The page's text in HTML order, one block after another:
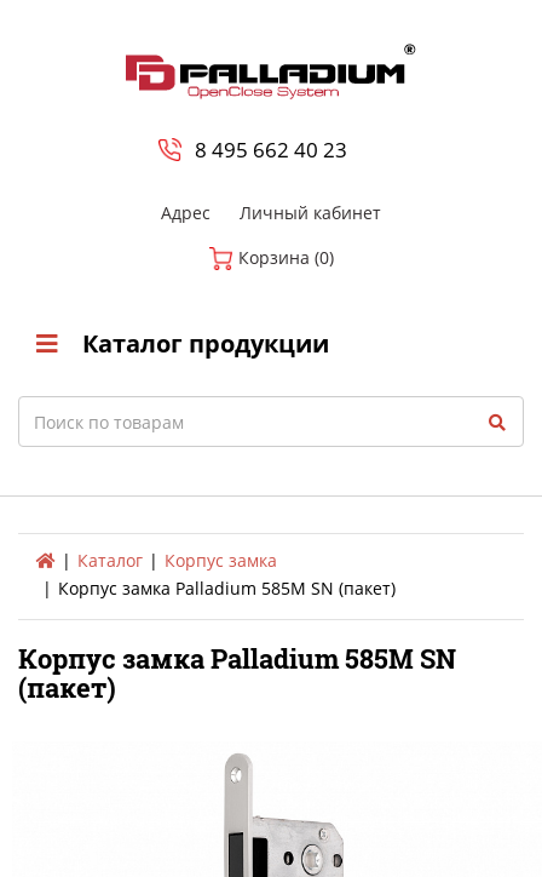
8 495 662 40 23
Адрес
Личный кабинет
Корзина (0)
Каталог продукции
Search
Каталог
Корпус замка
Корпус замка Palladium 585M SN (пакет)
Корпус замка Palladium 585M SN
(пакет)